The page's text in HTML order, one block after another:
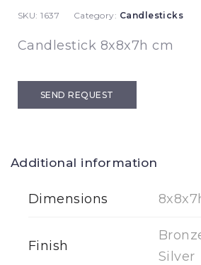
SKU:1637 Category: Candlesticks
Candlestick 8x8x7h cm
SEND REQUEST
Additional information
Dimensions
Finish
Silver